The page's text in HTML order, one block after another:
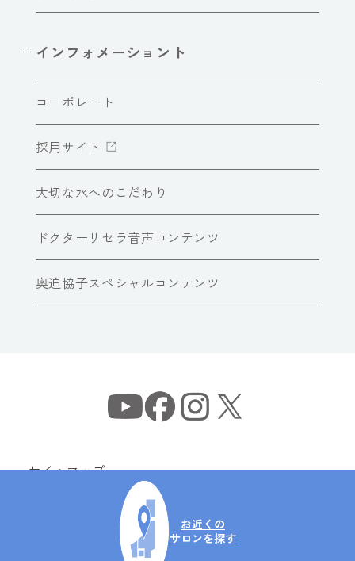
お近くの
サロンを探す
インフォメーショント
コーポレート
採用サイト
大切な水へのこだわり
ドクターリセラ音声コンテンツ
奥迫協子スペシャルコンテンツ
サイトマップ
個人情報保護方針
情報セキュリティ基本方針
Copyright© Dr Recella All Rights Reserved.